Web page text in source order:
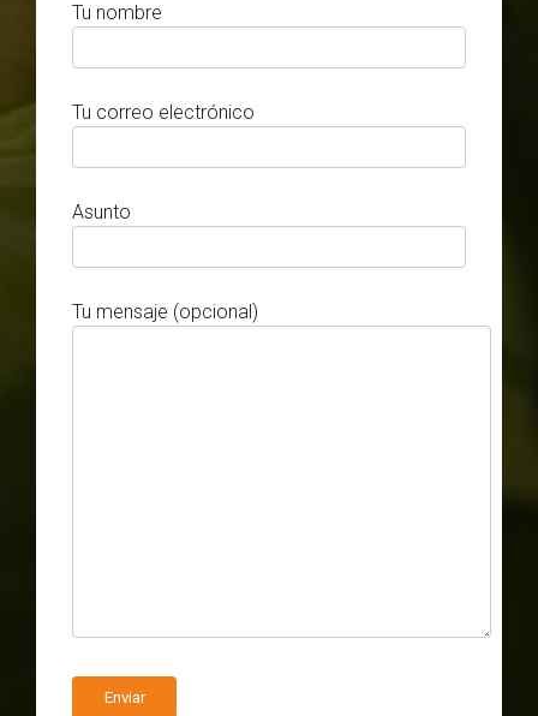
Tu nombre
Tu correo electrónico
Asunto
Tu mensaje (opcional)